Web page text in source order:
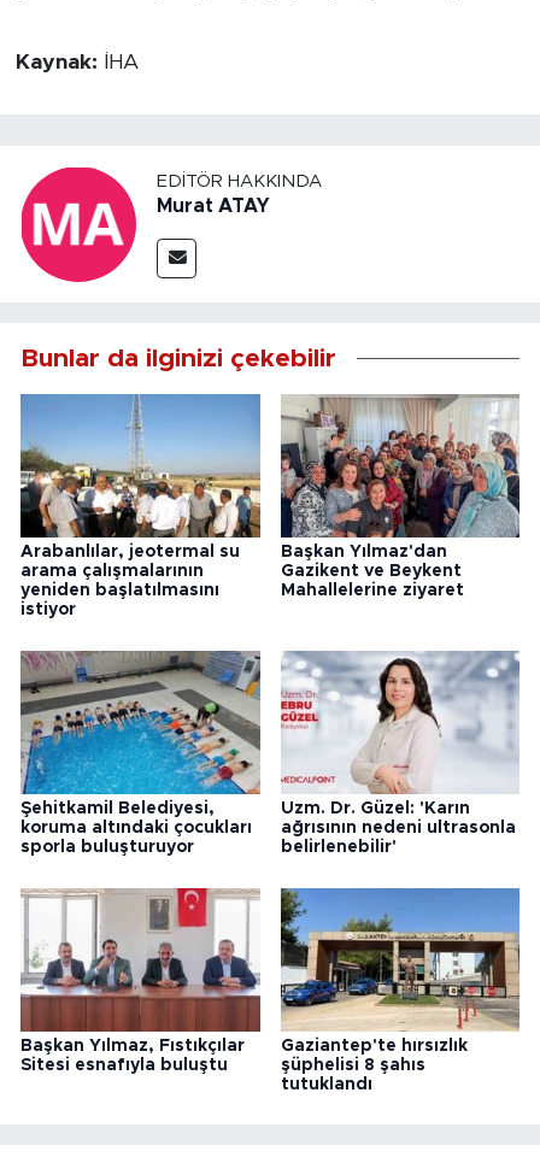
Kaynak: İHA
EDITÖR HAKKINDA
Murat ATAY
Bunlar da ilginizi çekebilir
Arabanlılar, jeotermal su
arama çalışmalarının
yeniden başlatılmasını
istiyor
Başkan Yılmaz'dan
Gazikent ve Beykent
Mahallelerine ziyaret
Şehitkamil Belediyesi,
koruma altındaki çocukları
sporla buluşturuyor
Uzm. Dr. Güzel: 'Karın
ağrısının nedeni ultrasonla
belirlenebilir'
Başkan Yılmaz, Fıstıkçılar
Sitesi esnafıyla buluştu
Gaziantep'te hırsızlık
şüphelisi 8 şahıs
tutuklandı